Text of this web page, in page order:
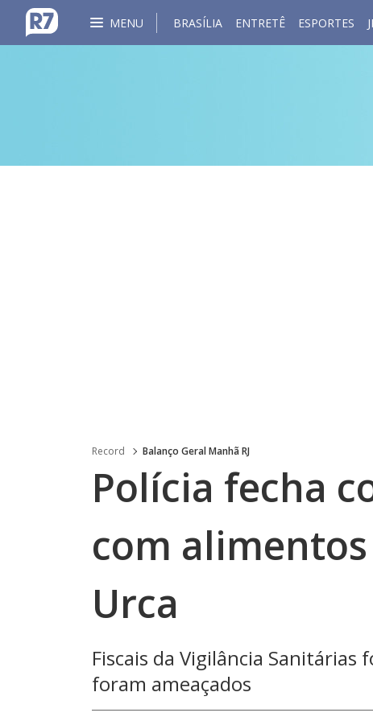
MENU BRASÍLIA ENTRETÊ ESPORTES
Record Balanço Geral Manhã RJ
Polícia fecha
com
Urca
Fiscais da Vigilância
foram ameaçados